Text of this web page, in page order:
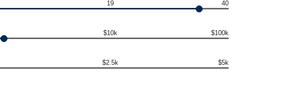
19 40
$10k $100k
$2.5k $5k